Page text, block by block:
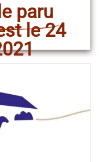
paru
le 24